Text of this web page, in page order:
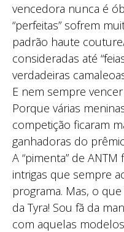
vencedora nunca é
“perfeitas” sofrem
padrão haute
consideradas até
verdadeiras
E nem sempre
Porque várias
competição ficaram
ganhadoras do
A “pimenta” de
intrigas que sempre
programa. Mas, o
da Tyra! Sou fã da
com aquelas